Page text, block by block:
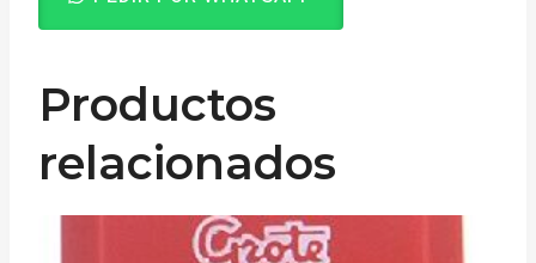
Productos
relacionados